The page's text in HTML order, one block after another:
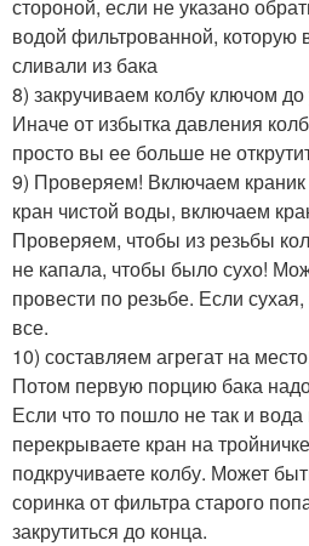
стороной, если не указано
водой фильтрованной, которую
сливали из бака
8) закручиваем колбу ключом
Иначе от избытка давления
просто вы ее больше не
9) Проверяем! Включаем
кран чистой воды, включаем
Проверяем, чтобы из резьбы
не капала, чтобы было сухо!
провести по резьбе. Если
все.
10) составляем агрегат на
Потом первую порцию бака
Если что то пошло не так и вода
перекрываете кран на
подкручиваете колбу. Может
соринка от фильтра старого
закрутиться до конца.